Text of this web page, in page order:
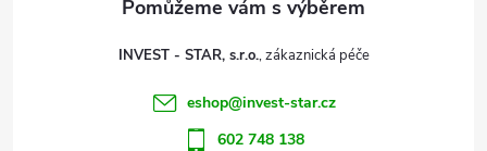
INVEST - STAR, s.r.o.
eshop@invest-star.cz
602 748 138